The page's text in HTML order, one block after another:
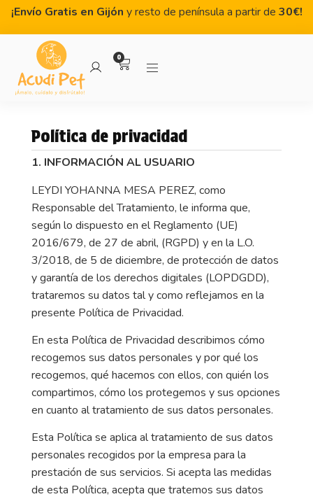
¡Envío Gratis en Gijón y resto de península a partir de 30€!
0
Política de privacidad
1. INFORMACIÓN AL USUARIO
LEYDI YOHANNA MESA PEREZ, como
Responsable del Tratamiento, le informa que,
según lo dispuesto en el Reglamento (UE)
2016/679, de 27 de abril, (RGPD) y en la L.O.
3/2018, de 5 de diciembre, de protección de datos
y garantía de los derechos digitales (LOPDGDD),
trataremos su datos tal y como reflejamos en la
presente Política de Privacidad.
En esta Política de Privacidad describimos cómo
recogemos sus datos personales y por qué los
recogemos, qué hacemos con ellos, con quién los
compartimos, cómo los protegemos y sus opciones
en cuanto al tratamiento de sus datos personales.
Esta Política se aplica al tratamiento de sus datos
personales recogidos por la empresa para la
prestación de sus servicios. Si acepta las medidas
de esta Política, acepta que tratemos sus datos